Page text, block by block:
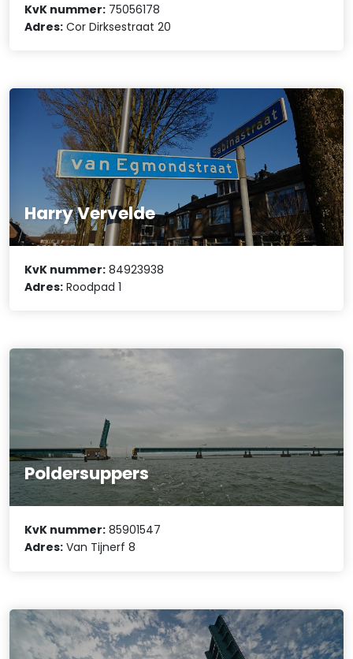
KvK nummer: 75056178
Adres: Cor Dirksestraat 20
Harry Vervelde
KvK nummer: 84923938
Adres: Roodpad 1
Poldersuppers
KvK nummer: 85901547
Adres: Van Tijnerf 8